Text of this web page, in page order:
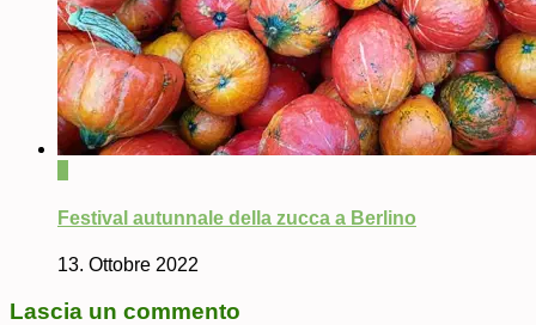
Festival autunnale della zucca a Berlino
13. Ottobre 2022
Lascia un commento